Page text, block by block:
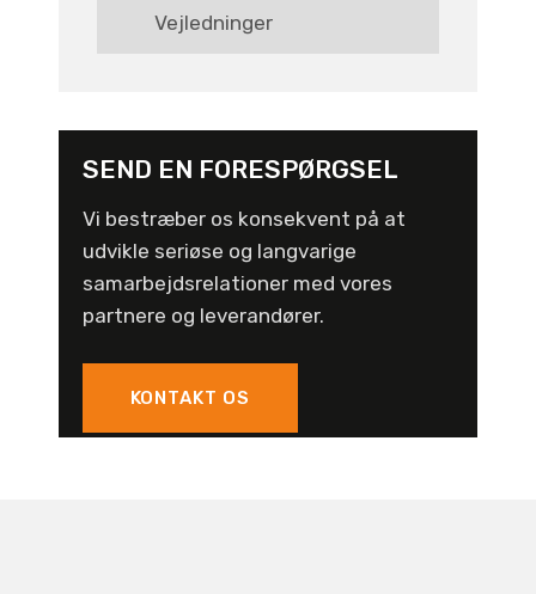
Vejledninger
SEND EN FORESPØRGSEL
Vi bestræber os konsekvent på at
udvikle seriøse og langvarige
samarbejdsrelationer med vores
partnere og leverandører.
KONTAKT OS